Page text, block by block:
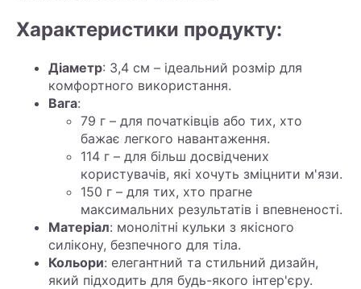
Характеристики продукту:
Діаметр: 3,4 см – ідеальний розмір для
комфортного використання.
Вага:
79 г – для початківців або тих, хто
бажає легкого навантаження.
114 г – для більш досвідчених
користувачів, які хочуть зміцнити м'язи.
150 г – для тих, хто прагне
максимальних результатів і впевненості.
Матеріал: монолітні кульки з якісного
силікону, безпечного для тіла.
Кольори: елегантний та стильний дизайн,
який підходить для будь-якого інтер'єру.